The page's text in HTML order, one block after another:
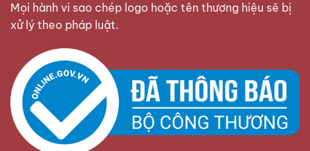
Mọi hành vi sao chép logo hoặc tên thương hiệu sẽ bị
xử lý theo pháp luật.